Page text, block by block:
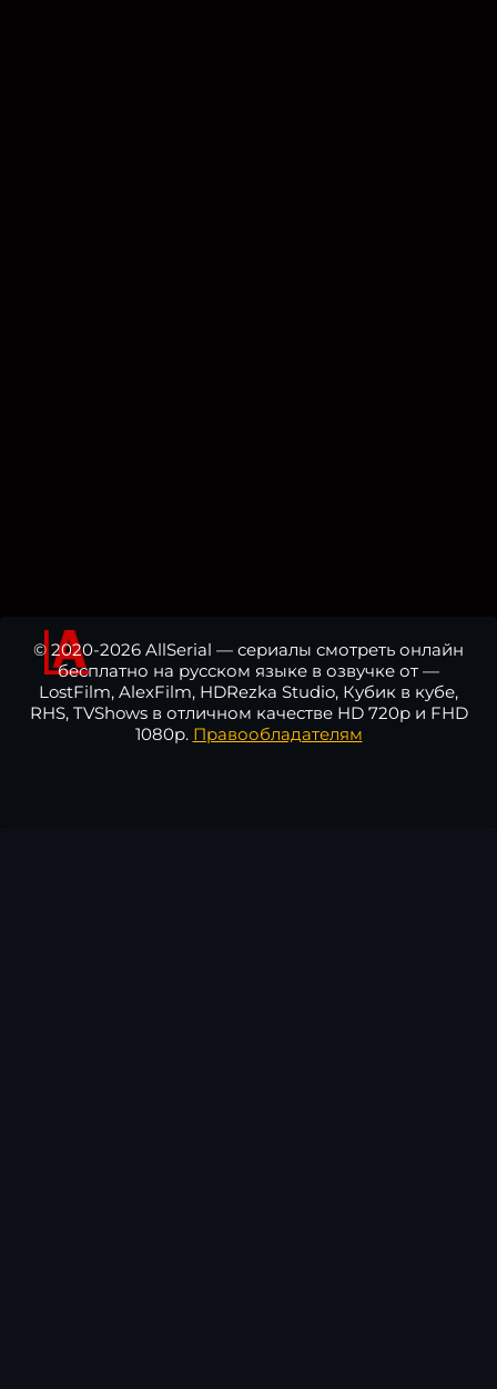
© 2020-2026 AllSerial — сериалы смотреть онлайн
бесплатно на русском языке в озвучке от —
LostFilm, AlexFilm, HDRezka Studio, Кубик в кубе,
RHS, TVShows в отличном качестве HD 720p и FHD
1080p. Правообладателям